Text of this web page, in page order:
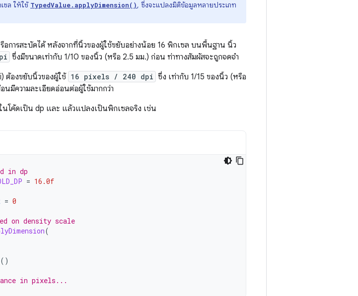
ซล ให้ใช้ TypedValue.applyDimension(), ซึ่งจะแปลงมิติข้อมูลหลายประเภท
การสะบัดได้ หลังจากที่นิ้วของผู้ใช้ขยับอย่างน้อย 16 พิกเซล บนพื้นฐาน นิ้ว
ซึ่งมีขนาดเท่ากับ 1/10 ของนิ้ว (หรือ 2.5 มม.) ก่อน ท่าทางสัมผัสจะถูกจดจำ
ต้องขยับนิ้วของผู้ใช้ 16 pixels / 240 dpi ซึ่ง เท่ากับ 1/15 ของนิ้ว (หรือ
มีความละเอียดอ่อนต่อผู้ใช้มากกว่า
ค้ดเป็น dp และ แล้วแปลงเป็นพิกเซลจริง เช่น
in dp
= 16.0f
= 0
on density scale
(
()
in pixels...